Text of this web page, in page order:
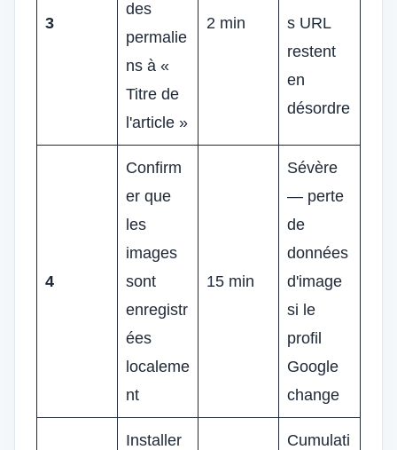
3
des
permalie
ns à «
Titre de
l'article »
2 min
s URL
restent
en
désordre
4
Confirm
er que
les
images
sont
enregistr
ées
localeme
nt
15 min
Sévère
— perte
de
données
d'image
si le
profil
Google
change
Installer
Cumulati